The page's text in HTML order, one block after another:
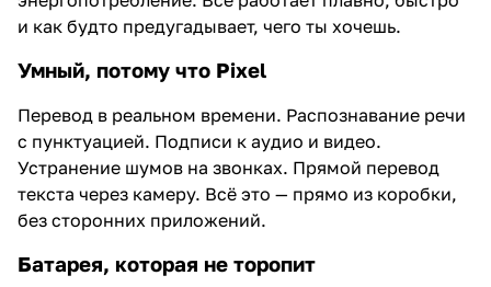
и как будто предугадывает, чего ты хочешь.
Умный, потому что Pixel
Перевод в реальном времени. Распознавание речи
с пунктуацией. Подписи к аудио и видео.
Устранение шумов на звонках. Прямой перевод
текста через камеру. Всё это — прямо из коробки,
без сторонних приложений.
Батарея, которая не торопит